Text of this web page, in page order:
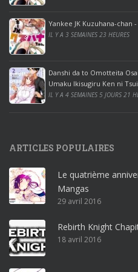
o
ff
i
c
e
2
0
1
r
o
ff
i
c
e
3
Yankee JK Kuzuhana-chan
IL Y A 3 SEMAINES 23 HEURES
Danshi da to Omotteita
Umaku Ikisugiru Ken ni
IL Y A 4 SEMAINES 5 JOURS 21
ARTICLES POPULAIRES
Le quatrième
Mangas
29 avril 2016
Rebirth Knight
18 avril 2016